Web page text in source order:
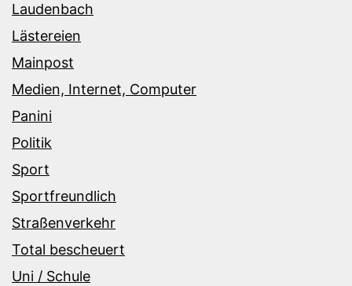
Laudenbach
Lästereien
Mainpost
Medien, Internet, Computer
Panini
Politik
Sport
Sportfreundlich
Straßenverkehr
Total bescheuert
Uni / Schule